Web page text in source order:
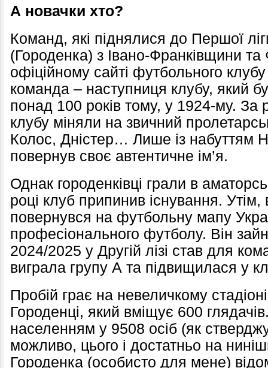
А новачки хто?
Команд, які піднялися до Першої
(Городенка) з Івано-Франківщини та
офіційному сайті футбольного
команда – наступниця клубу, який
понад 100 років тому, у 1924-му. За
клубу міняли на звичний
Колос, Дністер… Лише із набуттям
повернув своє автентичне ім’я.
Однак городенківці грали в
році клуб припинив існування.
повернувся на футбольну мапу
професіонального футболу. Він
2024/2025 у Другій лізі став для
виграла групу А та підвищилася у
Пробій грає на невеличкому
Городенці, який вміщує 600
населенням у 9508 осіб (як
можливо, цього і достатньо на
Городенка (особисто для мене)